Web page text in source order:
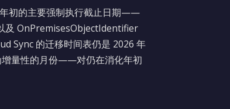
初的主要强制执行截止日期——
及 OnPremisesObjectIdentifier
Sync 的迁移时间表仍是 2026 年
增量性的月份——对仍在消化年初